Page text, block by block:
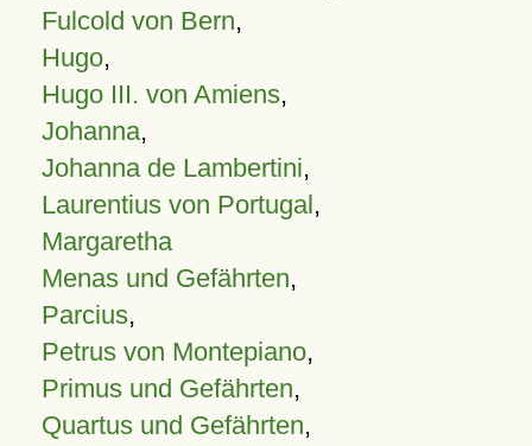
Fulcold von Bern,
Hugo,
Hugo III. von Amiens,
Johanna,
Johanna de Lambertini,
Laurentius von Portugal,
Margaretha
Menas und Gefährten,
Parcius,
Petrus von Montepiano,
Primus und Gefährten,
Quartus und Gefährten,